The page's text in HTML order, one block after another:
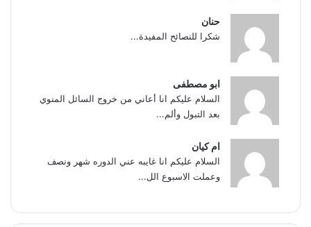
حنان
شكرا للنصائح المفيدة...
ابو مصطفى
السلام عليكم انا أعاني من خروج السائل المنوي
بعد التبول وألم...
ام كيان
السلام عليكم انا غايبه عني الدوره شهر ونصف
وعملت الاسبوع الل...